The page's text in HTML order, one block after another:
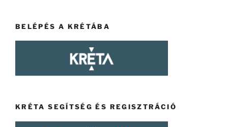
BELÉPÉS A KRÉTÁBA
KRÉTA SEGÍTSÉG ÉS REGISZTRÁCIÓ